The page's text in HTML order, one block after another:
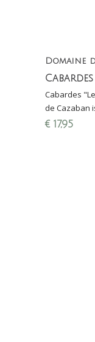
Domaine
Cabardes
de Cazaban
Languedoc
€ 17,95